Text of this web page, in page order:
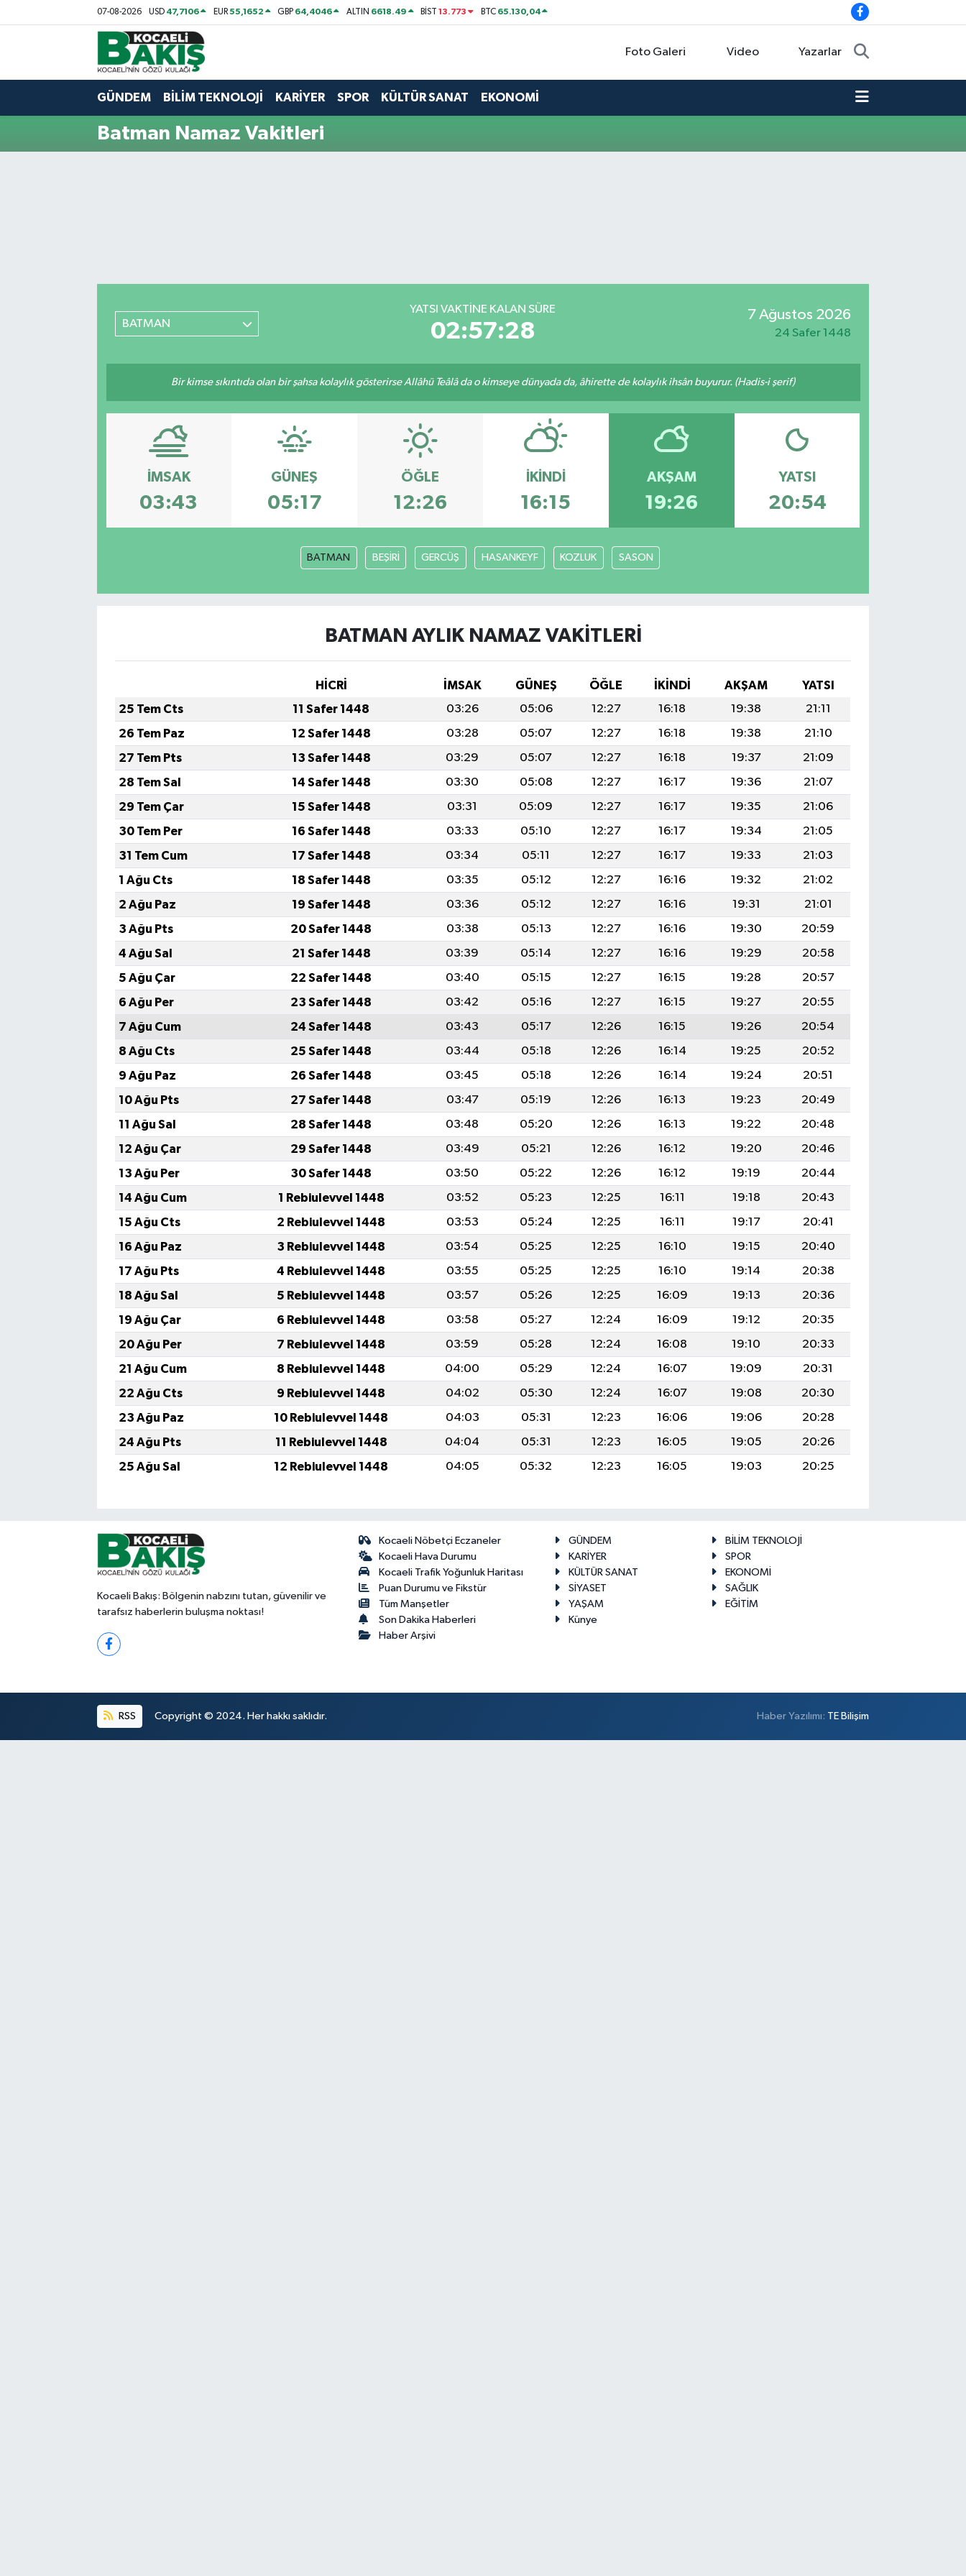
07-08-2026 USD 47,7106 EUR55,1652 GBP 64,4046 ALTIN 6618.49 BİST13.773 BTC 65.130,04
Foto Galeri Video Yazarlar
GÜNDEM BİLİM TEKNOLOJİ KARİYER SPOR KÜLTÜR SANAT EKONOMİ
Batman Namaz Vakitleri
BATMAN
YATSI VAKTINE KALAN SÜRE
02:57:27
7 Ağustos 2026
24 Safer 1448
Bir kimse sıkıntıda olan bir şahsa kolaylık gösterirse Allâhü Teâlâ da o kimseye dünyada da, âhirette de kolaylık ihsân buyurur. (Hadis-i şerif)
İMSAK
03:43
GÜNEŞ
05:17
ÖĞLE
12:26
İKINDI
16:15
AKŞAM
19:26
YATSI
20:54
BATMAN BEŞİRİ GERCÜŞ HASANKEYF KOZLUK SASON
BATMAN AYLIK NAMAZ VAKITLERI
HİCRİ İMSAK GÜNEŞ ÖĞLE İKINDI AKŞAM
YATSI
25 Tem Cts
11 Safer 1448 03:26 05:06 12:27 16:18 19:38
21:11
26 Tem Paz
12 Safer 1448 03:28 05:07 12:27 16:18 19:38
21:10
27 Tem Pts
13 Safer 1448 03:29 05:07 12:27 16:18 19:37
21:09
28 Tem Sal
14 Safer 1448 03:30 05:08 12:27 16:17 19:36
21:07
29 Tem Çar
15 Safer 1448 03:31 05:09 12:27 16:17 19:35
21:06
30 Tem Per
16 Safer 1448 03:33 05:10 12:27 16:17 19:34
21:05
31 Tem Cum
17 Safer 1448 03:34 05:11 12:27 16:17 19:33
21:03
1 Ağu Cts
18 Safer 1448 03:35 05:12 12:27 16:16 19:32
21:02
2 Ağu Paz
19 Safer 1448 03:36 05:12 12:27 16:16 19:31
21:01
3 Ağu Pts
20 Safer 1448 03:38 05:13 12:27 16:16 19:30
20:59
4 Ağu Sal
21 Safer 1448 03:39 05:14 12:27 16:16 19:29
20:58
5 Ağu Çar
22 Safer 1448 03:40 05:15 12:27 16:15 19:28
20:57
6 Ağu Per
23 Safer 1448 03:42 05:16 12:27 16:15 19:27
20:55
7 Ağu Cum
24 Safer 1448 03:43 05:17 12:26 16:15 19:26
20:54
8 Ağu Cts
25 Safer 1448 03:44 05:18 12:26 16:14 19:25
20:52
9 Ağu Paz
26 Safer 1448 03:45 05:18 12:26 16:14 19:24
20:51
10 Ağu Pts
27 Safer 1448 03:47 05:19 12:26 16:13 19:23
20:49
11 Ağu Sal
28 Safer 1448 03:48 05:20 12:26 16:13 19:22
20:48
12 Ağu Çar
29 Safer 1448 03:49 05:21 12:26 16:12 19:20
20:46
13 Ağu Per
30 Safer 1448 03:50 05:22 12:26 16:12 19:19
20:44
14 Ağu Cum
1 Rebiulevvel 1448 03:52 05:23 12:25 16:11 19:18
20:43
15 Ağu Cts
2 Rebiulevvel 1448 03:53 05:24 12:25 16:11 19:17
20:41
16 Ağu Paz
3 Rebiulevvel 1448 03:54 05:25 12:25 16:10 19:15
20:40
17 Ağu Pts
4 Rebiulevvel 1448 03:55 05:25 12:25 16:10 19:14
20:38
18 Ağu Sal
5 Rebiulevvel 1448 03:57 05:26 12:25 16:09 19:13
20:36
19 Ağu Çar
6 Rebiulevvel 1448 03:58 05:27 12:24 16:09 19:12
20:35
20 Ağu Per
7 Rebiulevvel 1448 03:59 05:28 12:24 16:08 19:10
20:33
21 Ağu Cum
8 Rebiulevvel 1448 04:00 05:29 12:24 16:07 19:09
20:31
22 Ağu Cts
9 Rebiulevvel 1448 04:02 05:30 12:24 16:07 19:08
20:30
23 Ağu Paz
10 Rebiulevvel 1448 04:03 05:31 12:23 16:06 19:06
20:28
24 Ağu Pts
11 Rebiulevvel 1448 04:04 05:31 12:23 16:05 19:05
20:26
25 Ağu Sal
12 Rebiulevvel 1448 04:05 05:32 12:23 16:05 19:03 20:25
Kocaeli Bakış: Bölgenin nabzını tutan, güvenilir ve
tarafsız haberlerin buluşma noktası!
Kocaeli Nöbetçi Eczaneler
Kocaeli Hava Durumu
Kocaeli Trafik Yoğunluk Haritası
Puan Durumu ve Fikstür
Tüm Manşetler
Son Dakika Haberleri
Haber Arşivi
GÜNDEM
BİLİM TEKNOLOJİ
KARİYER
SPOR
KÜLTÜR SANAT
EKONOMİ
SİYASET
SAĞLIK
YAŞAM
EĞİTİM
Künye
RSS Copyright © 2024. Her hakkı saklıdır. Haber Yazılımı: TE Bilişim
Kocaeli Nöbetçi Eczaneler
Kocaeli Hava Durumu
Kocaeli Trafik Yoğunluk Haritası